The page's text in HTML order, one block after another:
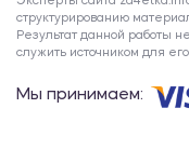
структурированию
Результат данной работы
служить источником для
Мы принимаем: